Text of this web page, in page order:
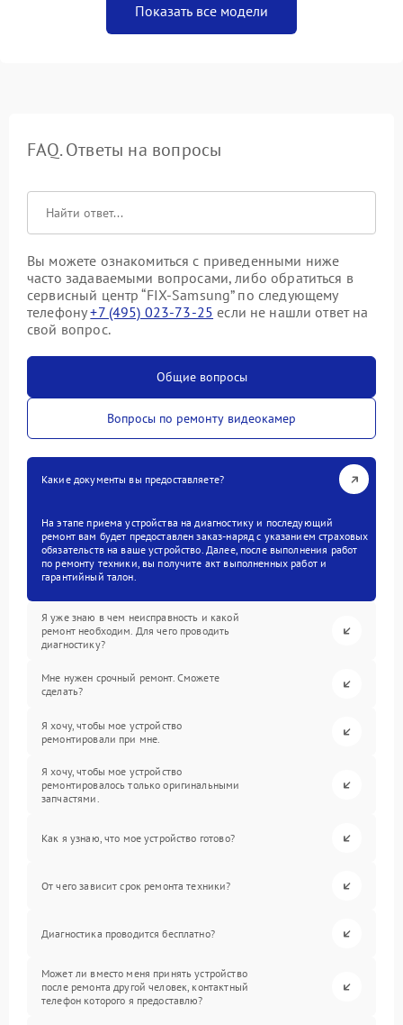
Показать все модели
FAQ. Ответы на вопросы
Вы можете ознакомиться с приведенными ниже
часто задаваемыми вопросами, либо обратиться в
сервисный центр “FIX-Samsung” по следующему
телефону+7 (495) 023-73-25 если не нашли ответ на
свой вопрос.
Общие вопросы
Вопросы по ремонту видеокамер
Какие документы вы предоставляете?
На этапе приема устройства на диагностику и последующий
ремонт вам будет предоставлен заказ-наряд с указанием страховых
обязательств на ваше устройство. Далее, после выполнения работ
по ремонту техники, вы получите акт выполненных работ и
гарантийный талон.
Я уже знаю в чем неисправность и какой
ремонт необходим. Для чего проводить
диагностику?
Мне нужен срочный ремонт. Сможете
сделать?
Я хочу, чтобы мое устройство
ремонтировали при мне.
Я хочу, чтобы мое устройство
ремонтировалось только оригинальными
запчастями.
Как я узнаю, что мое устройство готово?
От чего зависит срок ремонта техники?
Диагностика проводится бесплатно?
Может ли вместо меня принять устройство
после ремонта другой человек, контактный
телефон которого я предоставлю?